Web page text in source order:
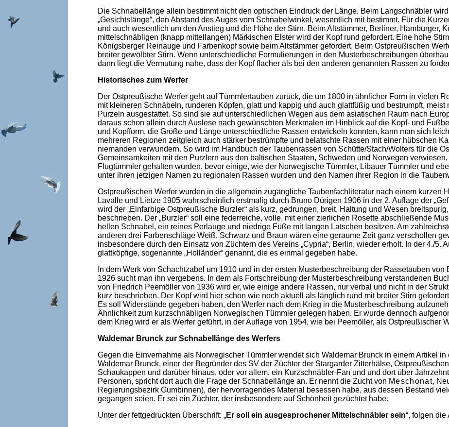
Die Schnabellänge allein bestimmt nicht den optischen Eindruck der Länge. Beim Langschnäbler
„Gesichtslänge“, den Abstand des Auges vom Schnabelwinkel, wesentlich mit bestimmt. Für die
und auch wesentlich um den Anstieg und die Höhe der Stirn. Beim Altstämmer, Berliner, Hamburger,
mittelschnäbligen (knapp mittellangen) Märkischen Elster wird der Kopf rund gefordert. Eine hohe
Königsberger Reinauge und Farbenkopf sowie beim Altstämmer gefordert. Beim Ostpreußischen
breiter gewölbter Stirn. Wenn unterschiedliche Formulierungen in den Musterbeschreibungen
dann liegt die Vermutung nahe, dass der Kopf flacher als bei den anderen genannten Rassen zu
Historisches zum Werfer
Der Ostpreußische Werfer geht auf Tümmlertauben zurück, die um 1800 in ähnlicher Form in vielen
mit kleineren Schnäbeln, runderen Köpfen, glatt und kappig und auch glattfüßig und bestrumpft, meist
Purzeln ausgestattet. So sind sie auf unterschiedlichen Wegen aus dem asiatischen Raum nach
daraus schon allein durch Auslese nach gewünschten Merkmalen im Hinblick auf die Kopf- und
und Kopfform, die Größe und Länge unterschiedliche Rassen entwickeln konnten, kann man sich
mehreren Regionen zeitgleich auch stärker bestrümpfte und belatschte Rassen mit einer hübschen
niemanden verwundern. So wird im Handbuch der Taubenrassen von Schütte/Stach/Wolters für die
Gemeinsamkeiten mit den Purzlern aus den baltischen Staaten, Schweden und Norwegen
Flugtümmler gehalten wurden, bevor einige, wie der Norwegische Tümmler, Libauer Tümmler und
unter ihren jetzigen Namen zu regionalen Rassen wurden und den Namen ihrer Region in die
Ostpreußischen Werfer wurden in die allgemein zugängliche Taubenfachliteratur nach einem kurzen
Lavalle und Lietze 1905 wahrscheinlich erstmalig durch Bruno Dürigen 1906 in der 2. Auflage der
wird der „Einfarbige Ostpreußische Burzler“ als kurz, gedrungen, breit, Haltung und Wesen
beschrieben. Der „Burzler“ soll eine federreiche, volle, mit einer zierlichen Rosette abschließende
hellen Schnabel, ein reines Perlauge und niedrige Füße mit langen Latschen besitzen. Am
anderen drei Farbenschläge Weiß, Schwarz und Braun wären eine geraume Zeit ganz verschollen
insbesondere durch den Einsatz von Züchtern des Vereins „Cypria“, Berlin, wieder erholt. In der 4./5.
glattköpfige, sogenannte „Holländer“ genannt, die es einmal gegeben habe.
In dem Werk von Schachtzabel um 1910 und in der ersten Musterbeschreibung der Rassetauben von
1926 sucht man ihn vergebens. In dem als Fortschreibung der Musterbeschreibung verstandenen
von Friedrich Peemöller von 1936 wird er, wie einige andere Rassen, nur verbal und nicht in der
kurz beschrieben. Der Kopf wird hier schon wie noch aktuell als länglich rund mit breiter Stirn
Es soll Widerstände gegeben haben, den Werfer nach dem Krieg in die Musterbeschreibung
Ähnlichkeit zum kurzschnäbligen Norwegischen Tümmler gelegen haben. Er wurde dennoch
dem Krieg wird er als Werfer geführt, in der Auflage von 1954, wie bei Peemöller, als Ostpreußischer
Waldemar Brunck zur Schnabellänge des Werfers
Gegen die Einvernahme als Norwegischer Tümmler wendet sich Waldemar Brunck in einem Artikel in
Waldemar Brunck, einer der Begründer des SV der Züchter der Stargarder Zitterhälse,
Schaukappen und darüber hinaus, oder vor allem, ein Kurzschnäbler-Fan und und dort über
Personen, spricht dort auch die Frage der Schnabellänge an. Er nennt die Zucht von Meschonat,
Regierungsbezirk Gumbinnen), der hervorragendes Material besessen habe, aus dessen Bestand
gegangen seien. Er sei ein Züchter, der insbesondere auf Schönheit gezüchtet habe.
Unter der fettgedruckten Überschrift: „Er soll ein ausgesprochener Mittelschnäbler sein“, folgen die